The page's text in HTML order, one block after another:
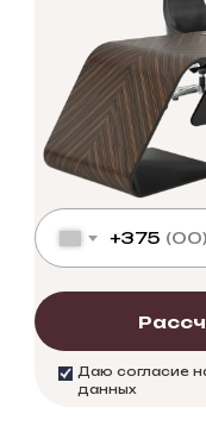
Даю согласие
данных
+375